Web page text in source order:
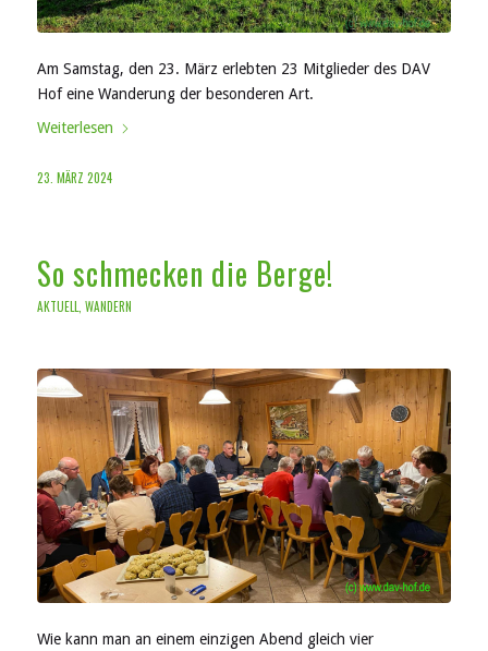
Am Samstag, den 23. März erlebten 23 Mitglieder des DAV
Hof eine Wanderung der besonderen Art.
Weiterlesen
23. MÄRZ 2024
So schmecken die Berge!
AKTUELL, WANDERN
Wie kann man an einem einzigen Abend gleich vier